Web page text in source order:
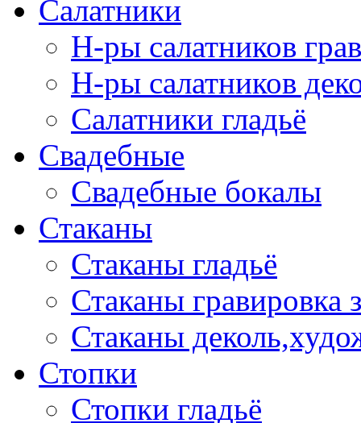
Салатники
Н-ры салатников
Н-ры салатников
Салатники гладьё
Свадебные
Свадебные бокалы
Стаканы
Стаканы гладьё
Стаканы гравировка
Стаканы
Стопки
Стопки гладьё